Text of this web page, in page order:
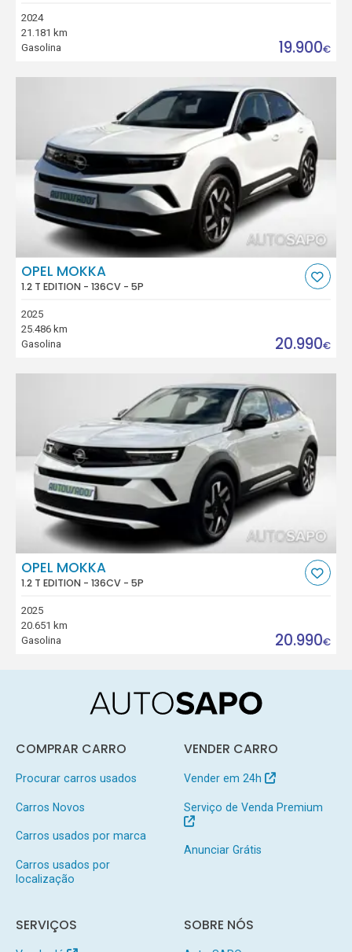
2024
21.181 km
Gasolina
19.900€
OPEL MOKKA
1.2 T EDITION - 136CV - 5P
2025
25.486 km
Gasolina
20.990€
OPEL MOKKA
1.2 T EDITION - 136CV - 5P
2025
20.651 km
Gasolina
20.990€
COMPRAR CARRO
Procurar carros usados
Carros Novos
Carros usados por marca
Carros usados por
localização
VENDER CARRO
Vender em 24h
Serviço de Venda Premium
Anunciar Grátis
SERVIÇOS SOBRE NÓS